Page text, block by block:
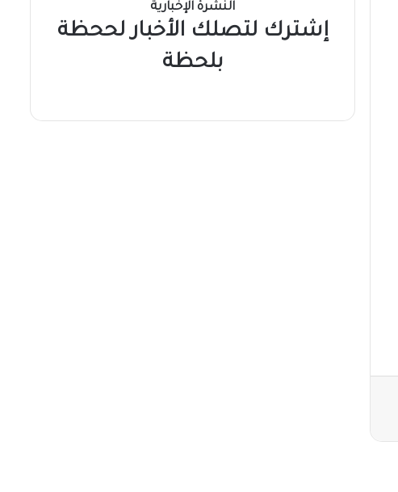
النشرة الإخبارية
إشترك لتصلك الأخبار لححظة
بلحظة